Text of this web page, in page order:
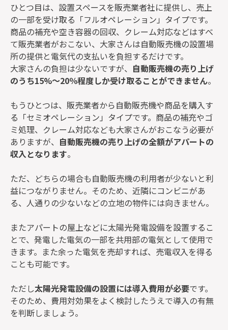
ひとつ目は、設置スペースを販売業者社に提供し、売上
の一部を受け取る「フルオペレーション」タイプです。
商品の補充や空き容器の回収、クレーム対応などはすべ
て販売業者がおこない、大家さんは自動販売機の設置場
所の提供と電気代の支払いを負担するだけです。
大家さんの負担は少ないですが、 自動販売機の売り上げ
のうち15%～20％程度しか受け取ることができません。
もうひとつは、販売業者から自動販売機や商品を購入す
る「セミオペレーション」タイプです。商品の補充やゴ
ミ処理、クレーム対応なども大家さんがおこなう必要が
ありますが、 自動販売機の売り上げの全額がアパートの
収入となります。
ただ、どちらの場合も自動販売機の利用者が少ないと利
益につながりません。そのため、近隣にコンビニがあ
る、人通りの少ないなどの立地の物件には向きません。
またアパートの屋上などに太陽光発電設備を設置するこ
とで、発電した電気の一部を共用部の電気として使用で
きます。また余った電気を売却すれば、売電収入を得る
ことも可能です。
ただし太陽光発電設備の設置には導入費用が必要です。
そのため、費用対効果をよく検討したうえで導入の有無
を判断しましょう。